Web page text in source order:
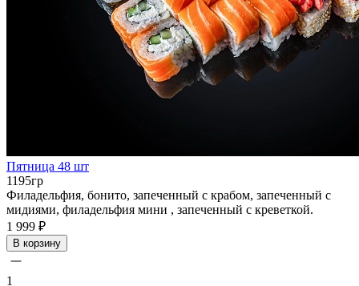
Пятница 48 шт
1195гр
Филадельфия, бонито, запеченный с крабом, запеченный с
мидиями, филадельфия мини , запеченный с креветкой.
1 999 ₽
В корзину
1